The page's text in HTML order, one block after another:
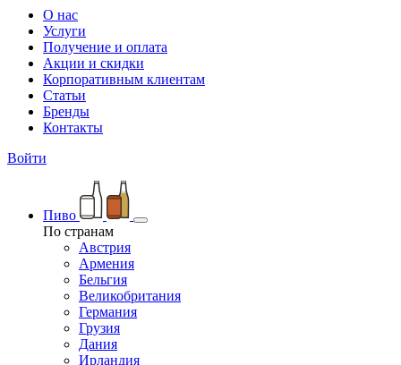
О нас
Услуги
Получение и оплата
Акции и скидки
Корпоративным клиентам
Статьи
Бренды
Контакты
Войти
Пиво
По странам
Австрия
Армения
Бельгия
Великобритания
Германия
Грузия
Дания
Ирландия